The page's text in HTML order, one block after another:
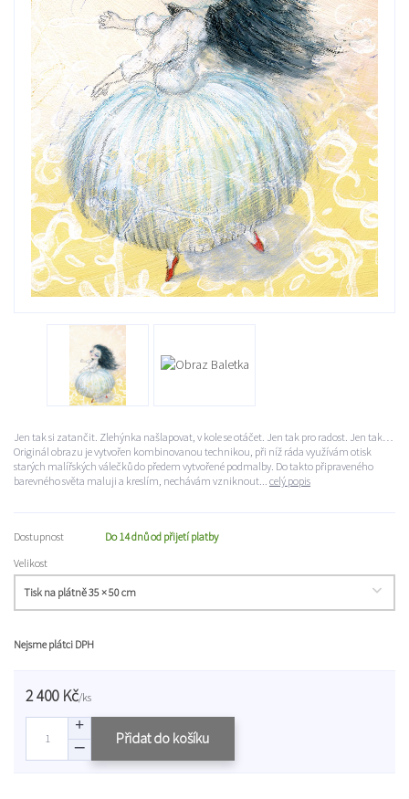
Jen tak si zatančit. Zlehýnka našlapovat, v kole se otáčet. Jen tak pro radost. Jen tak…
Originál obrazu je vytvořen kombinovanou technikou, při níž ráda využívám otisk
starých malířských válečků do předem vytvořené podmalby. Do takto připraveného
barevného světa maluji a kreslím, nechávám vzniknout... celý popis
Dostupnost
Do 14 dnů od přijetí platby
Velikost
Nejsme plátci DPH
2 400 Kč/ks
Přidat do košíku